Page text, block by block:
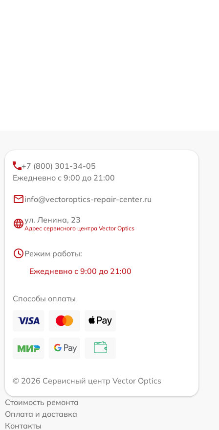
+7 (800) 301-34-05
Ежедневно с 9:00 до 21:00
info@vectoroptics-repair-center.ru
ул. Ленина, 23
Адрес сервисного центра Vector Optics
Режим работы:
Ежедневно с 9:00 до 21:00
Способы оплаты
© 2026 Сервисный центр Vector Optics
Стоимость ремонта
Оплата и доставка
Контакты